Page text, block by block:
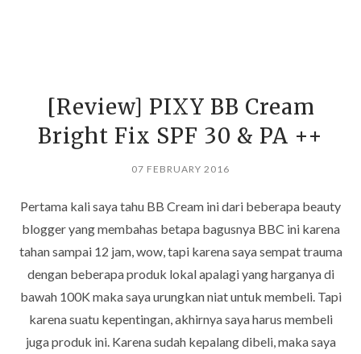
[Review] PIXY BB Cream
Bright Fix SPF 30 & PA ++
07 FEBRUARY 2016
Pertama kali saya tahu BB Cream ini dari beberapa beauty
blogger yang membahas betapa bagusnya BBC ini karena
tahan sampai 12 jam, wow, tapi karena saya sempat trauma
dengan beberapa produk lokal apalagi yang harganya di
bawah 100K maka saya urungkan niat untuk membeli. Tapi
karena suatu kepentingan, akhirnya saya harus membeli
juga produk ini. Karena sudah kepalang dibeli, maka saya